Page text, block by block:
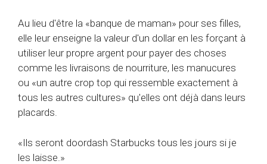
Au lieu d'être la «banque de maman» pour ses filles,
elle leur enseigne la valeur d'un dollar en les forçant à
utiliser leur propre argent pour payer des choses
comme les livraisons de nourriture, les manucures
ou «un autre crop top qui ressemble exactement à
tous les autres cultures» qu'elles ont déjà dans leurs
placards.
«Ils seront doordash Starbucks tous les jours si je
les laisse.»